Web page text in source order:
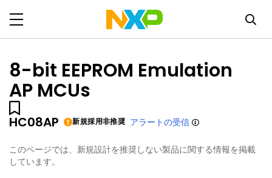
8-bit EEPROM Emulation
AP MCUs
HC08AP 新規採用非推奨 アラートの受信
このページでは、新規設計を推奨しない製品に関する情報を掲載
しています。